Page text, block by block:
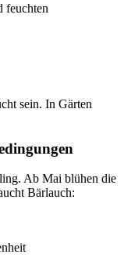
feuchten
sein. In Gärten
Ab Mai blühen die
Bärlauch: